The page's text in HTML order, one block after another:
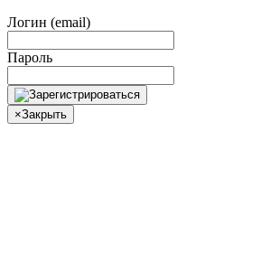
Логин (email)
Пароль
×Закрыть